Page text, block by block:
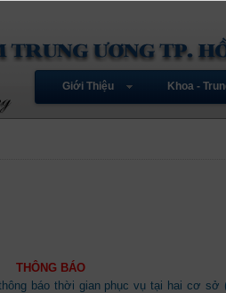
Giới Thiệu Khoa -
THÔNG BÁO
báo thời gian phục vụ tại hai cơ sở